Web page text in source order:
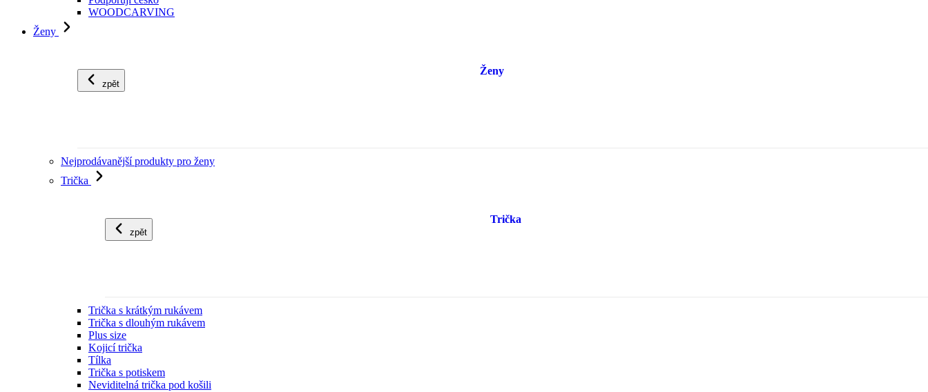
WOODCARVING
Ženy
zpět
Ženy
Nejprodávanější produkty pro ženy
Trička
zpět
Trička
Trička s krátkým rukávem
Trička s dlouhým rukávem
Plus size
Kojicí trička
Tílka
Trička s potiskem
Neviditelná trička pod košili